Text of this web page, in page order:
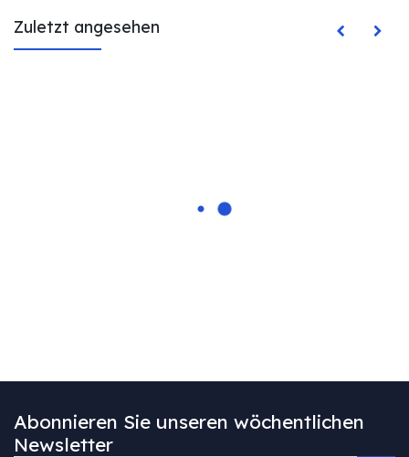
Zuletzt angesehen
Abonnieren Sie unseren wöchentlichen
Newsletter